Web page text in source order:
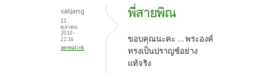
satjang
11
ตุลาคม,
2010 -
22:16
permalink
พี่สายพิณ
ขอบคุณนะคะ ... พระองค์
ทรงเป็นปราญช์อย่าง
แท้จริง